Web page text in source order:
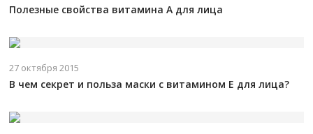
Полезные свойства витамина А для лица
27 октября 2015
В чем секрет и польза маски с витамином Е для лица?